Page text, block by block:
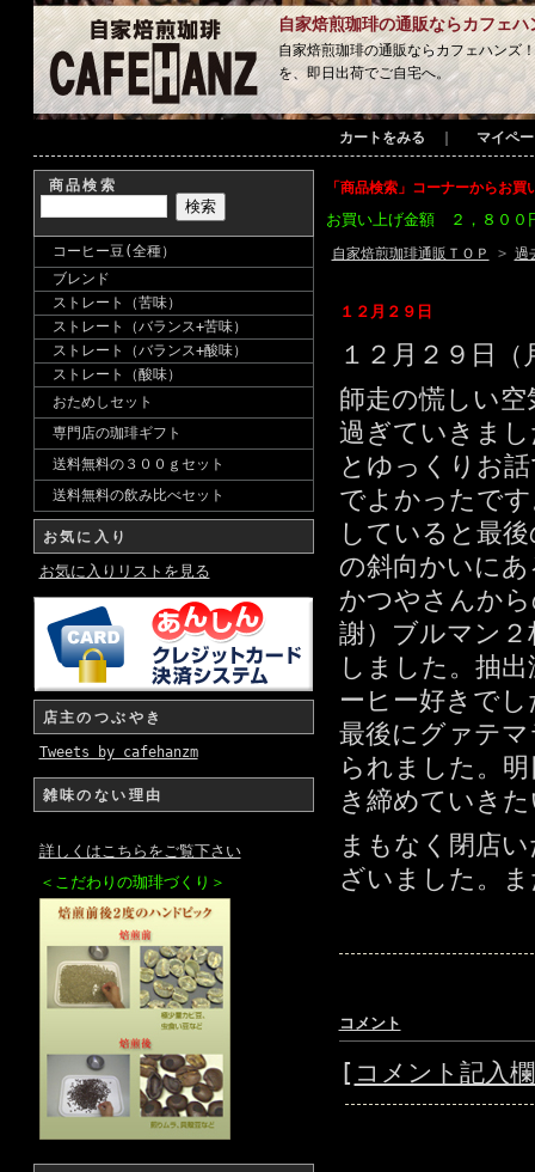
自家焙煎珈琲の通販ならカフェハ
自家焙煎珈琲の通販ならカフェハンズ
を、即日出荷でご自宅へ。
カートをみる マイペ
商品検索
コーヒー豆(全種）
ブレンド
ストレート（苦味）
ストレート（バランス+苦味）
ストレート（バランス+酸味）
ストレート（酸味）
おためしセット
専門店の珈琲ギフト
送料無料の３００ｇセット
送料無料の飲み比べセット
お気に入り
お気に入りリストを見る
店主のつぶやき
Tweets by cafehanzm
雑味のない理由
詳しくはこちらをご覧下さい
＜こだわりの珈琲づくり＞
「商品検索」コーナーからお買
お買い上げ金額 ２，８００
自家焙煎珈琲通販ＴＯＰ > 過
１２月２９日
１２月２９日（
師走の慌しい
過ぎていきま
とゆっくりお
でよかったで
していると最
の斜向かいに
かつやさんか
謝）ブルマン
しました。抽
ーヒー好きで
最後にグァテ
られました。
き締めていき
まもなく閉店
ざいました。
コメント
[ コメント記入